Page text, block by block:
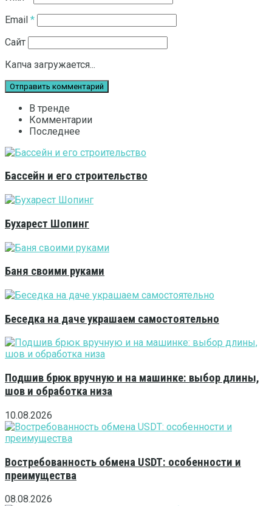
Email *
Сайт
Капча загружается...
В тренде
Комментарии
Последнее
Бассейн и его строительство
Бухарест Шопинг
Баня своими руками
Беседка на даче украшаем самостоятельно
Подшив брюк вручную и на машинке: выбор длины,
шов и обработка низа
10.08.2026
Востребованность обмена USDT: особенности и
преимущества
08.08.2026